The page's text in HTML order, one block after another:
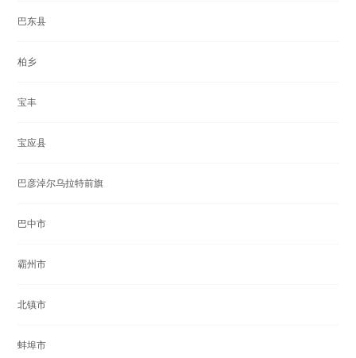
巴东县
柏乡
宝丰
宝应县
巴彦淖尔乌拉特前旗
巴中市
霸州市
北镇市
蚌埠市